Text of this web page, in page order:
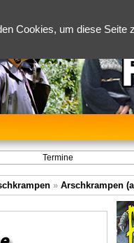
Cookies, um diese Seite
Termine
» Arschkrampen